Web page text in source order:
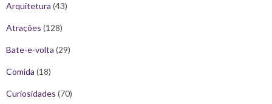
Arquitetura (43)
Atrações (128)
Bate-e-volta (29)
Comida (18)
Curiosidades (70)